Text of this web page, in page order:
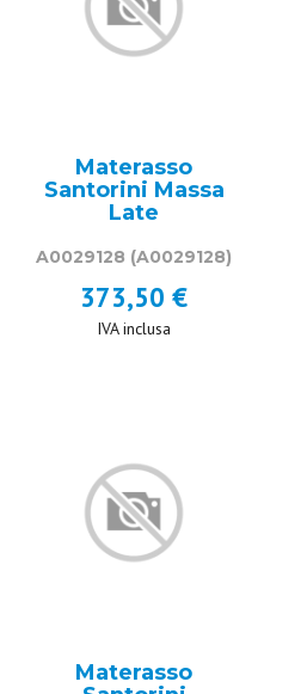
Materasso
Santorini Massa
Late
A0029128 (A0029128)
373,50 €
IVA inclusa
Materasso